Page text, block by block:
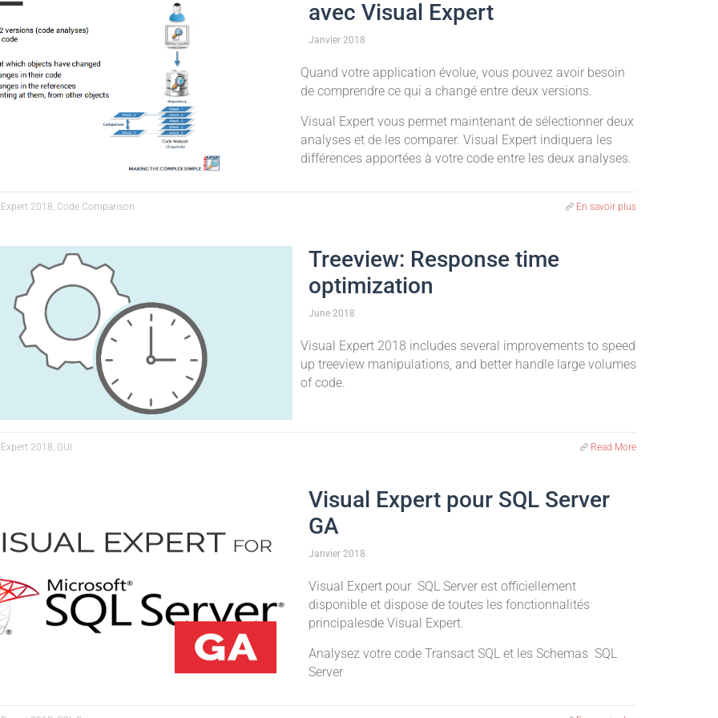
avec Visual Expert
Janvier 2018
Quand votre application évolue, vous pouvez avoir besoin
de comprendre ce qui a changé entre deux versions.
Visual Expert vous permet maintenant de sélectionner deux
analyses et de les comparer. Visual Expert indiquera les
différences apportées à votre code entre les deux analyses.
2018, Code Comparison En savoir plus
Treeview: Response time
optimization
June 2018
Visual Expert 2018 includes several improvements to speed
up treeview manipulations, and better handle large volumes
of code.
2018, GUI Read More
Visual Expert pour SQL Server
GA
Janvier 2018
Visual Expert pour SQL Server est officiellement
disponible et dispose de toutes les fonctionnalités
principalesde Visual Expert.
Analysez votre code Transact SQL et les Schemas SQL
Server